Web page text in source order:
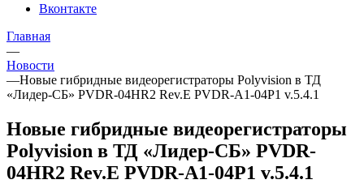
Вконтакте
Главная
—
Новости
—Новые гибридные видеорегистраторы Polyvision в ТД
«Лидер-СБ» PVDR-04HR2 Rev.E PVDR-A1-04P1 v.5.4.1
Новые гибридные видеорегистраторы
Polyvision в ТД «Лидер-СБ» PVDR-
04HR2 Rev.E PVDR-A1-04P1 v.5.4.1